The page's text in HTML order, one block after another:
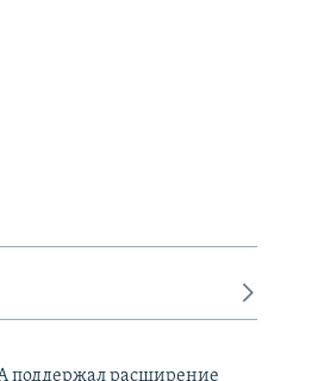
поддержал расширение